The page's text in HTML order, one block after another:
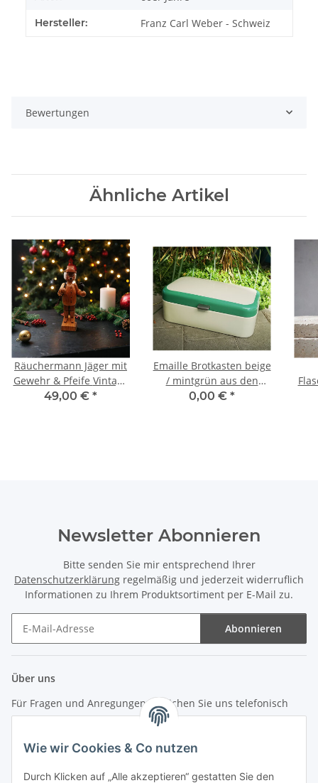
Wie wir Cookies & Co nutzen
Durch Klicken auf „Alle akzeptieren“ gestatten Sie den
Hersteller: Franz Carl Weber - Schweiz
Bewertungen
Ähnliche Artikel
Räuchermann Jäger mit
Gewehr & Pfeife Vintage
Erzgebirge Seiffen
49,00 € *
Emaille Brotkasten beige
/ mintgrün aus den
50/60er Jahren
0,00 € *
Newsletter Abonnieren
Bitte senden Sie mir entsprechend Ihrer
Datenschutzerklärung regelmäßig und jederzeit widerruflich
Informationen zu Ihrem Produktsortiment per E-Mail zu.
Abonnieren
Über uns
Für Fragen und Anregungen erreichen Sie uns telefonisch
info (at) zweitedel.de